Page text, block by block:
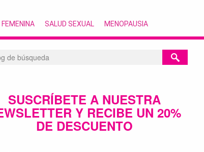
SALUD SEXUAL MENOPAUSIA
SUSCRÍBETE A NUESTRA
Y RECIBE UN 20%
DE DESCUENTO